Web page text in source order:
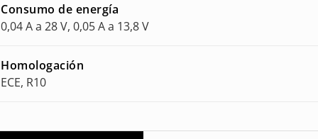
Consumo de energía
0,04 A a 28 V, 0,05 A a 13,8 V
Homologación
ECE, R10